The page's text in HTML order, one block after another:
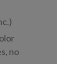
no